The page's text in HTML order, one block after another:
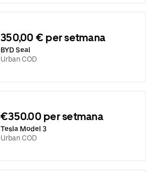
350,00 € per setmana
BYD Seal
Urban COD
€350.00 per setmana
Tesla Model 3
Urban COD